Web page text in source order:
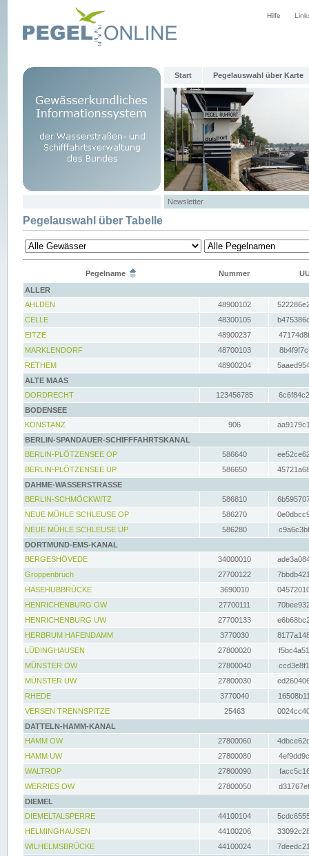
Hilfe
Start Pegelauswahl über Karte
Newsletter
Pegelauswahl über Tabelle
Pegelname Nummer
ALLER
AHLDEN
48900102
CELLE
48300105
EITZE
48900237
MARKLENDORF
48700103
RETHEM
48900204
ALTE MAAS
DORDRECHT
123456785
BODENSEE
KONSTANZ
906
BERLIN-SPANDAUER-SCHIFFFAHRTSKANAL
BERLIN-PLÖTZENSEE OP
586640
BERLIN-PLÖTZENSEE UP
586650
DAHME-WASSERSTRASSE
BERLIN-SCHMÖCKWITZ
586810
NEUE MÜHLE SCHLEUSE OP
586270
NEUE MÜHLE SCHLEUSE UP
586280
DORTMUND-EMS-KANAL
BERGESHÖVEDE
34000010
Groppenbruch
27700122
HASEHUBBRÜCKE
3690010
HENRICHENBURG OW
27700111
HENRICHENBURG UW
27700133
HERBRUM HAFENDAMM
3770030
LÜDINGHAUSEN
27800020
MÜNSTER OW
27800040
MÜNSTER UW
27800030
RHEDE
3770040
VERSEN TRENNSPITZE
25463
DATTELN-HAMM-KANAL
HAMM OW
27800060
HAMM UW
27800080
WALTROP
27800090
WERRIES OW
27800050
DIEMEL
DIEMELTALSPERRE
44100104
HELMINGHAUSEN
44100206
WILHELMSBRÜCKE
44100024